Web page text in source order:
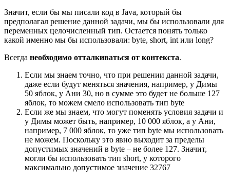
Значит, если бы мы писали код в Java, который бы
предполагал решение данной задачи, мы бы использовали для
переменных целочисленный тип. Остается понять только
какой именно мы бы использовали: byte, short, int или long?
Всегда необходимо отталкиваться от контекста.
Если мы знаем точно, что при решении данной задачи,
даже если будут меняться значения, например, у Димы
50 яблок, у Ани 30, но в сумме это будет не больше 127
яблок, то можем смело использовать тип byte
Если же мы знаем, что могут поменять условия задачи и
у Димы может быть, например, 10 000 яблок, а у Ани,
например, 7 000 яблок, то уже тип byte мы использовать
не можем. Поскольку это явно выходит за пределы
допустимых значений в byte – не более 127. Значит,
могли бы использовать тип short, у которого
максимально допустимое значение 32767